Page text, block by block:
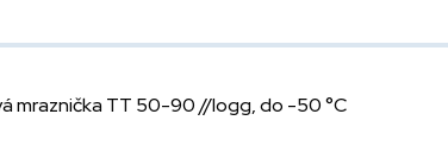
mraznička TT 50-90 //logg, do -50 °C